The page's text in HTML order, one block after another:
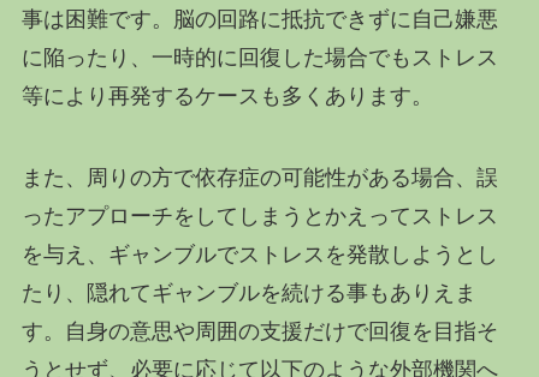
事は困難です。脳の回路に抵抗できずに自己嫌悪
に陥ったり、一時的に回復した場合でもストレス
等により再発するケースも多くあります。
また、周りの方で依存症の可能性がある場合、誤
ったアプローチをしてしまうとかえってストレス
を与え、ギャンブルでストレスを発散しようとし
たり、隠れてギャンブルを続ける事もありえま
す。自身の意思や周囲の支援だけで回復を目指そ
うとせず、必要に応じて以下のような外部機関へ